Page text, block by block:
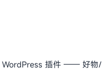
WordPress 插件 —— 好物/